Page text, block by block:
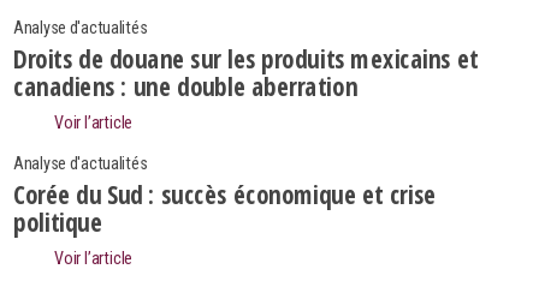
Analyse d'actualités
Droits de douane sur les produits mexicains et
canadiens : une double aberration
Voir l’article
Analyse d'actualités
Corée du Sud : succès économique et crise
politique
Voir l’article